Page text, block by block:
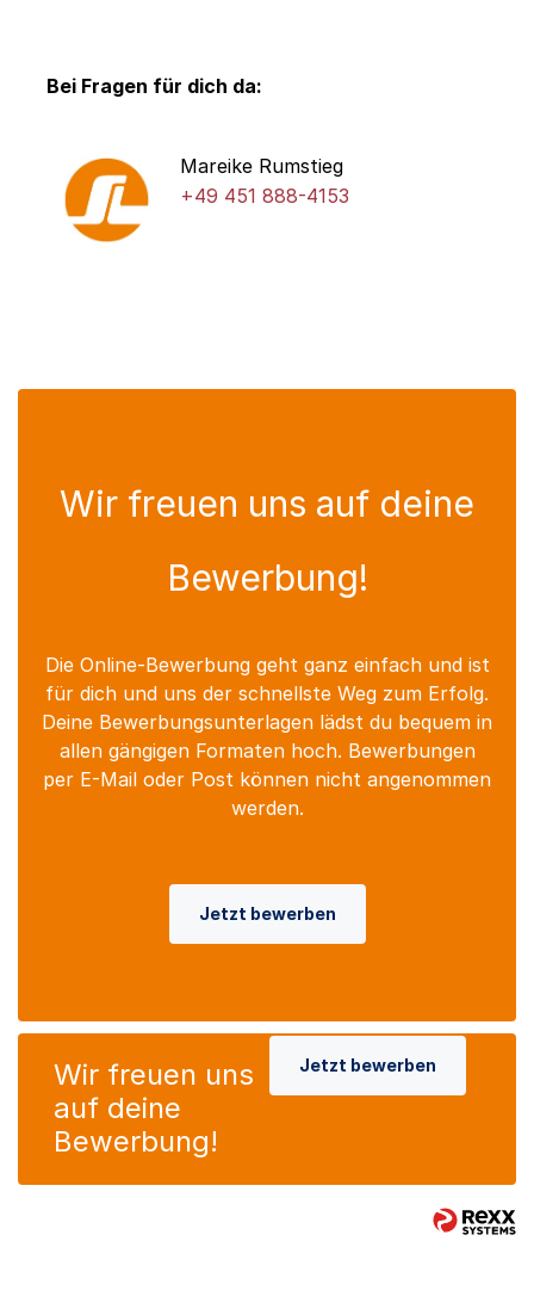
Bei Fragen für dich da:
Mareike Rumstieg
+49 451 888-4153
Wir freuen uns auf deine
Bewerbung!
Die Online-Bewerbung geht ganz einfach und ist
für dich und uns der schnellste Weg zum Erfolg.
Deine Bewerbungsunterlagen lädst du bequem in
allen gängigen Formaten hoch. Bewerbungen
per E-Mail oder Post können nicht angenommen
werden.
Jetzt bewerben
Wir freuen uns
auf deine
Bewerbung!
Jetzt bewerben